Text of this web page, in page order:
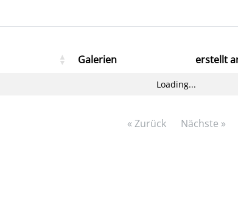
Galerien erstellt
Loading...
« Zurück Nächste »